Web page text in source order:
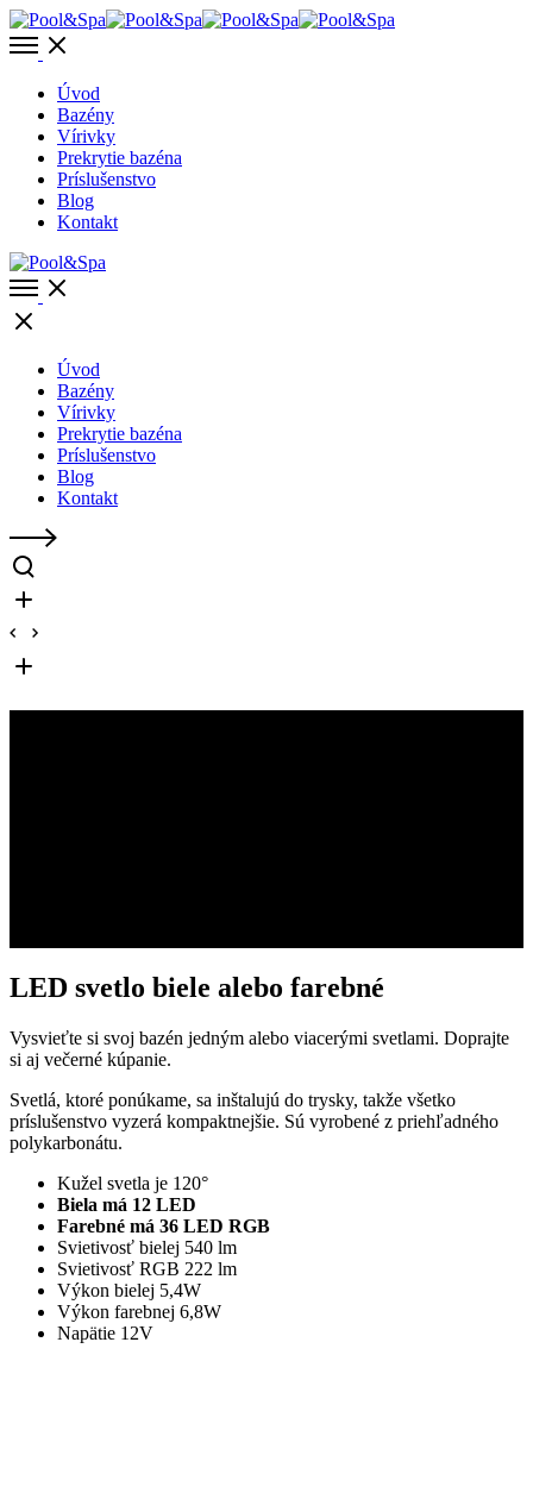
Toggle
offcanvas
Úvod
Bazény
Vírivky
Prekrytie bazéna
Príslušenstvo
Blog
Kontakt
Open
Menu
Close
Úvod
Bazény
Vírivky
Prekrytie bazéna
Príslušenstvo
Blog
Kontakt
LED svetlo biele alebo farebné
Vysvieťte si svoj bazén jedným alebo viacerými svetlami. Doprajte
si aj večerné kúpanie.
Svetlá, ktoré ponúkame, sa inštalujú do trysky, takže všetko
príslušenstvo vyzerá kompaktnejšie. Sú vyrobené z priehľadného
polykarbonátu.
Kužel svetla je 120°
Biela má 12 LED
Farebné má 36 LED RGB
Svietivosť bielej 540 lm
Svietivosť RGB 222 lm
Výkon bielej 5,4W
Výkon farebnej 6,8W
Napätie 12V